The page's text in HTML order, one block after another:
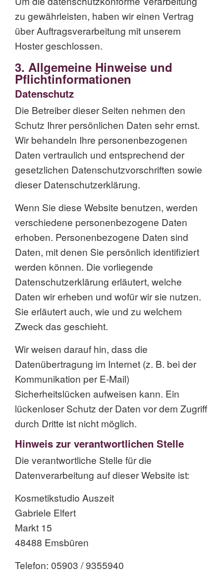
zu gewährleisten, haben wir einen Vertrag
über Auftragsverarbeitung mit unserem
Hoster geschlossen.
3. Allgemeine Hinweise und
Pflicht­informationen
Datenschutz
Die Betreiber dieser Seiten nehmen den
Schutz Ihrer persönlichen Daten sehr ernst.
Wir behandeln Ihre personenbezogenen
Daten vertraulich und entsprechend der
gesetzlichen Datenschutzvorschriften sowie
dieser Datenschutzerklärung.
Wenn Sie diese Website benutzen, werden
verschiedene personenbezogene Daten
erhoben. Personenbezogene Daten sind
Daten, mit denen Sie persönlich identifiziert
werden können. Die vorliegende
Datenschutzerklärung erläutert, welche
Daten wir erheben und wofür wir sie nutzen.
Sie erläutert auch, wie und zu welchem
Zweck das geschieht.
Wir weisen darauf hin, dass die
Datenübertragung im Internet (z. B. bei der
Kommunikation per E-Mail)
Sicherheitslücken aufweisen kann. Ein
lückenloser Schutz der Daten vor dem Zugriff
durch Dritte ist nicht möglich.
Hinweis zur verantwortlichen Stelle
Die verantwortliche Stelle für die
Datenverarbeitung auf dieser Website ist:
Kosmetikstudio Auszeit
Gabriele Elfert
Markt 15
48488 Emsbüren
Telefon: 05903 / 9355940